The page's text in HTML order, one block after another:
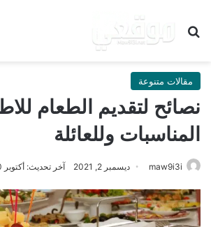
بحث عن
مقالات متنوعة
نصائح لتقديم الطعام
المناسبات وللعائلة
maw9i3i ديسمبر 2, 2021 آخر تحديث: أكتوبر 30, 2023